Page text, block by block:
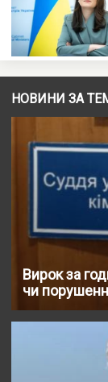
НОВИНИ ЗА
Вирок за
чи